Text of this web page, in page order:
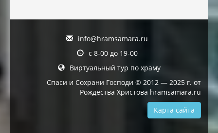
info@hramsamara.ru
с 8-00 до 19-00
Виртуальный тур по храму
Спаси и Сохрани Господи © 2012 — 2025 г. от
Рождества Христова hramsamara.ru
Карта сайта